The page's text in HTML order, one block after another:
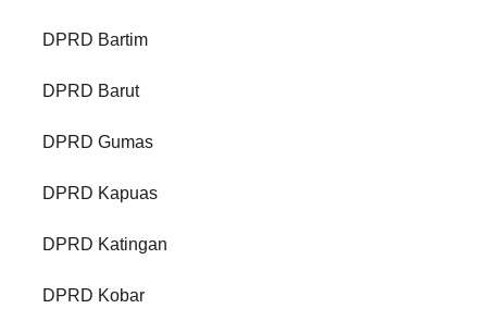
DPRD Bartim
DPRD Barut
DPRD Gumas
DPRD Kapuas
DPRD Katingan
DPRD Kobar